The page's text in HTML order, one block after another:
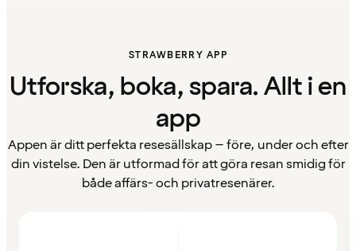
STRAWBERRY APP
Utforska, boka, spara. Allt i en
app
Appen är ditt perfekta resesällskap – före, under och efter
din vistelse. Den är utformad för att göra resan smidig för
både affärs- och privatresenärer.